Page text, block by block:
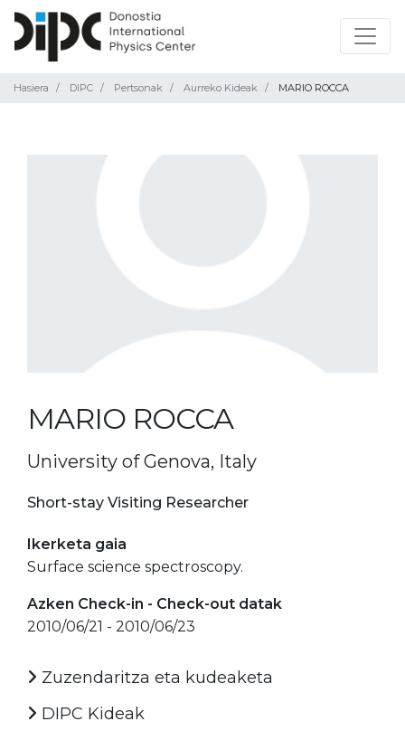
Hasiera DIPC Pertsonak Aurreko Kideak MARIO ROCCA
MARIO ROCCA
University of Genova, Italy
Short-stay Visiting Researcher
Ikerketa gaia
Surface science spectroscopy.
Azken Check-in - Check-out datak
2010/06/21 - 2010/06/23
Zuzendaritza eta kudeaketa
DIPC Kideak